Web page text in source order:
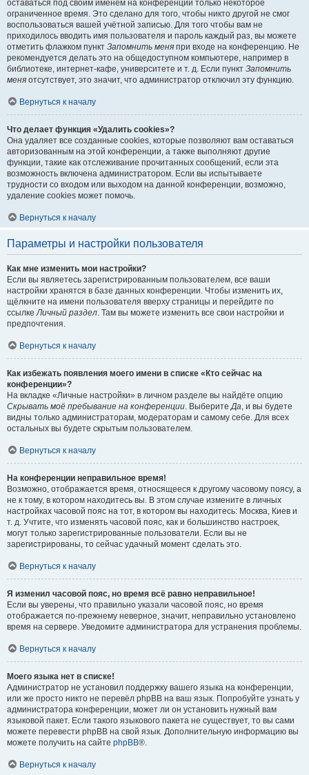
оставаться под своим именем на конференции только некоторое
ограниченное время. Это сделано для того, чтобы никто другой не смог
воспользоваться вашей учётной записью. Для того чтобы вам не
приходилось вводить имя пользователя и пароль каждый раз, вы можете
отметить флажком пункт Запомнить меня при входе на конференцию. Не
рекомендуется делать это на общедоступном компьютере, например в
библиотеке, интернет-кафе, университете и т. д. Если пункт Запомнить
меня отсутствует, это значит, что администратор отключил эту функцию.
Вернуться к началу
Что делает функция «Удалить cookies»?
Она удаляет все созданные cookies, которые позволяют вам оставаться
авторизованным на этой конференции, а также выполняют другие
функции, такие как отслеживание прочитанных сообщений, если эта
возможность включена администратором. Если вы испытываете
трудности со входом или выходом на данной конференции, возможно,
удаление cookies может помочь.
Вернуться к началу
Параметры и настройки пользователя
Как мне изменить мои настройки?
Если вы являетесь зарегистрированным пользователем, все ваши
настройки хранятся в базе данных конференции. Чтобы изменить их,
щёлкните на имени пользователя вверху страницы и перейдите по
ссылкеЛичный раздел. Там вы можете изменить все свои настройки и
предпочтения.
Вернуться к началу
Как избежать появления моего имени в списке «Кто сейчас на
конференции»?
На вкладке «Личные настройки» в личном разделе вы найдёте опцию
Скрывать моё пребывание на конференции. ВыберитеДа, и вы будете
видны только администраторам, модераторам и самому себе. Для всех
остальных вы будете скрытым пользователем.
Вернуться к началу
На конференции неправильное время!
Возможно, отображается время, относящееся к другому часовому поясу, а
не к тому, в котором находитесь вы. В этом случае измените в личных
настройках часовой пояс на тот, в котором вы находитесь: Москва, Киев и
т. д. Учтите, что изменять часовой пояс, как и большинство настроек,
могут только зарегистрированные пользователи. Если вы не
зарегистрированы, то сейчас удачный момент сделать это.
Вернуться к началу
Я изменил часовой пояс, но время всё равно неправильное!
Если вы уверены, что правильно указали часовой пояс, но время
отображается по-прежнему неверное, значит, неправильно установлено
время на сервере. Уведомите администратора для устранения проблемы.
Вернуться к началу
Моего языка нет в списке!
Администратор не установил поддержку вашего языка на конференции,
или же просто никто не перевёл phpBB на ваш язык. Попробуйте узнать у
администратора конференции, может ли он установить нужный вам
языковой пакет. Если такого языкового пакета не существует, то вы сами
можете перевести phpBB на свой язык. Дополнительную информацию вы
можете получить на сайте phpBB®.
Вернуться к началу